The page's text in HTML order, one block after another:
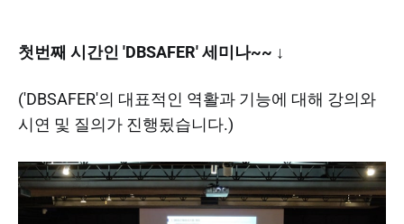
첫번째 시간인 'DBSAFER' 세미나~~ ↓
('DBSAFER'의 대표적인 역활과 기능에 대해 강의와
시연 및 질의가 진행됬습니다.)